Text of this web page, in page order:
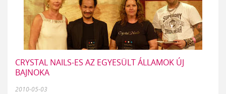
CRYSTAL NAILS-ES AZ EGYESÜLT ÁLLAMOK ÚJ
BAJNOKA
2010-05-03